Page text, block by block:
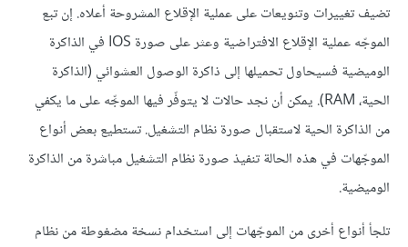
تضيف تغييرات وتنويعات على عملية الإقلاع المشروحة أعلاه. إن تبع
الموجّه عملية الإقلاع الافتراضية وعثر على صورة IOS في الذاكرة
الوميضية فسيحاول تحميلها إلى ذاكرة الوصول العشوائي (الذاكرة
الحية، RAM). يمكن أن نجد حالات لا يتوفّر فيها الموجِّه على ما يكفي
من الذاكرة الحية لاستقبال صورة نظام التشغيل. تستطيع بعض أنواع
الموجّهات في هذه الحالة تنفيذ صورة نظام التشغيل مباشرة من الذاكرة
الوميضية.
تلجأ أنواع أخرى من الموجّهات إلى استخدام نسخة مضغوطة من نظام